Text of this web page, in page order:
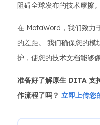
阻碍全球发布的技术摩擦。
在 MotaWord，我们致力
的差距。 我们确保您的
护，使您的技术文档能够
准备好了解原生 DITA 支
作流程了吗？ 立即上传您